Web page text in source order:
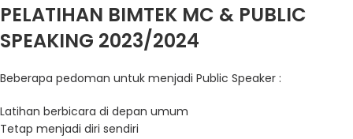
PELATIHAN BIMTEK MC & PUBLIC
SPEAKING 2023/2024
Beberapa pedoman untuk menjadi Public Speaker :
Latihan berbicara di depan umum
Tetap menjadi diri sendiri